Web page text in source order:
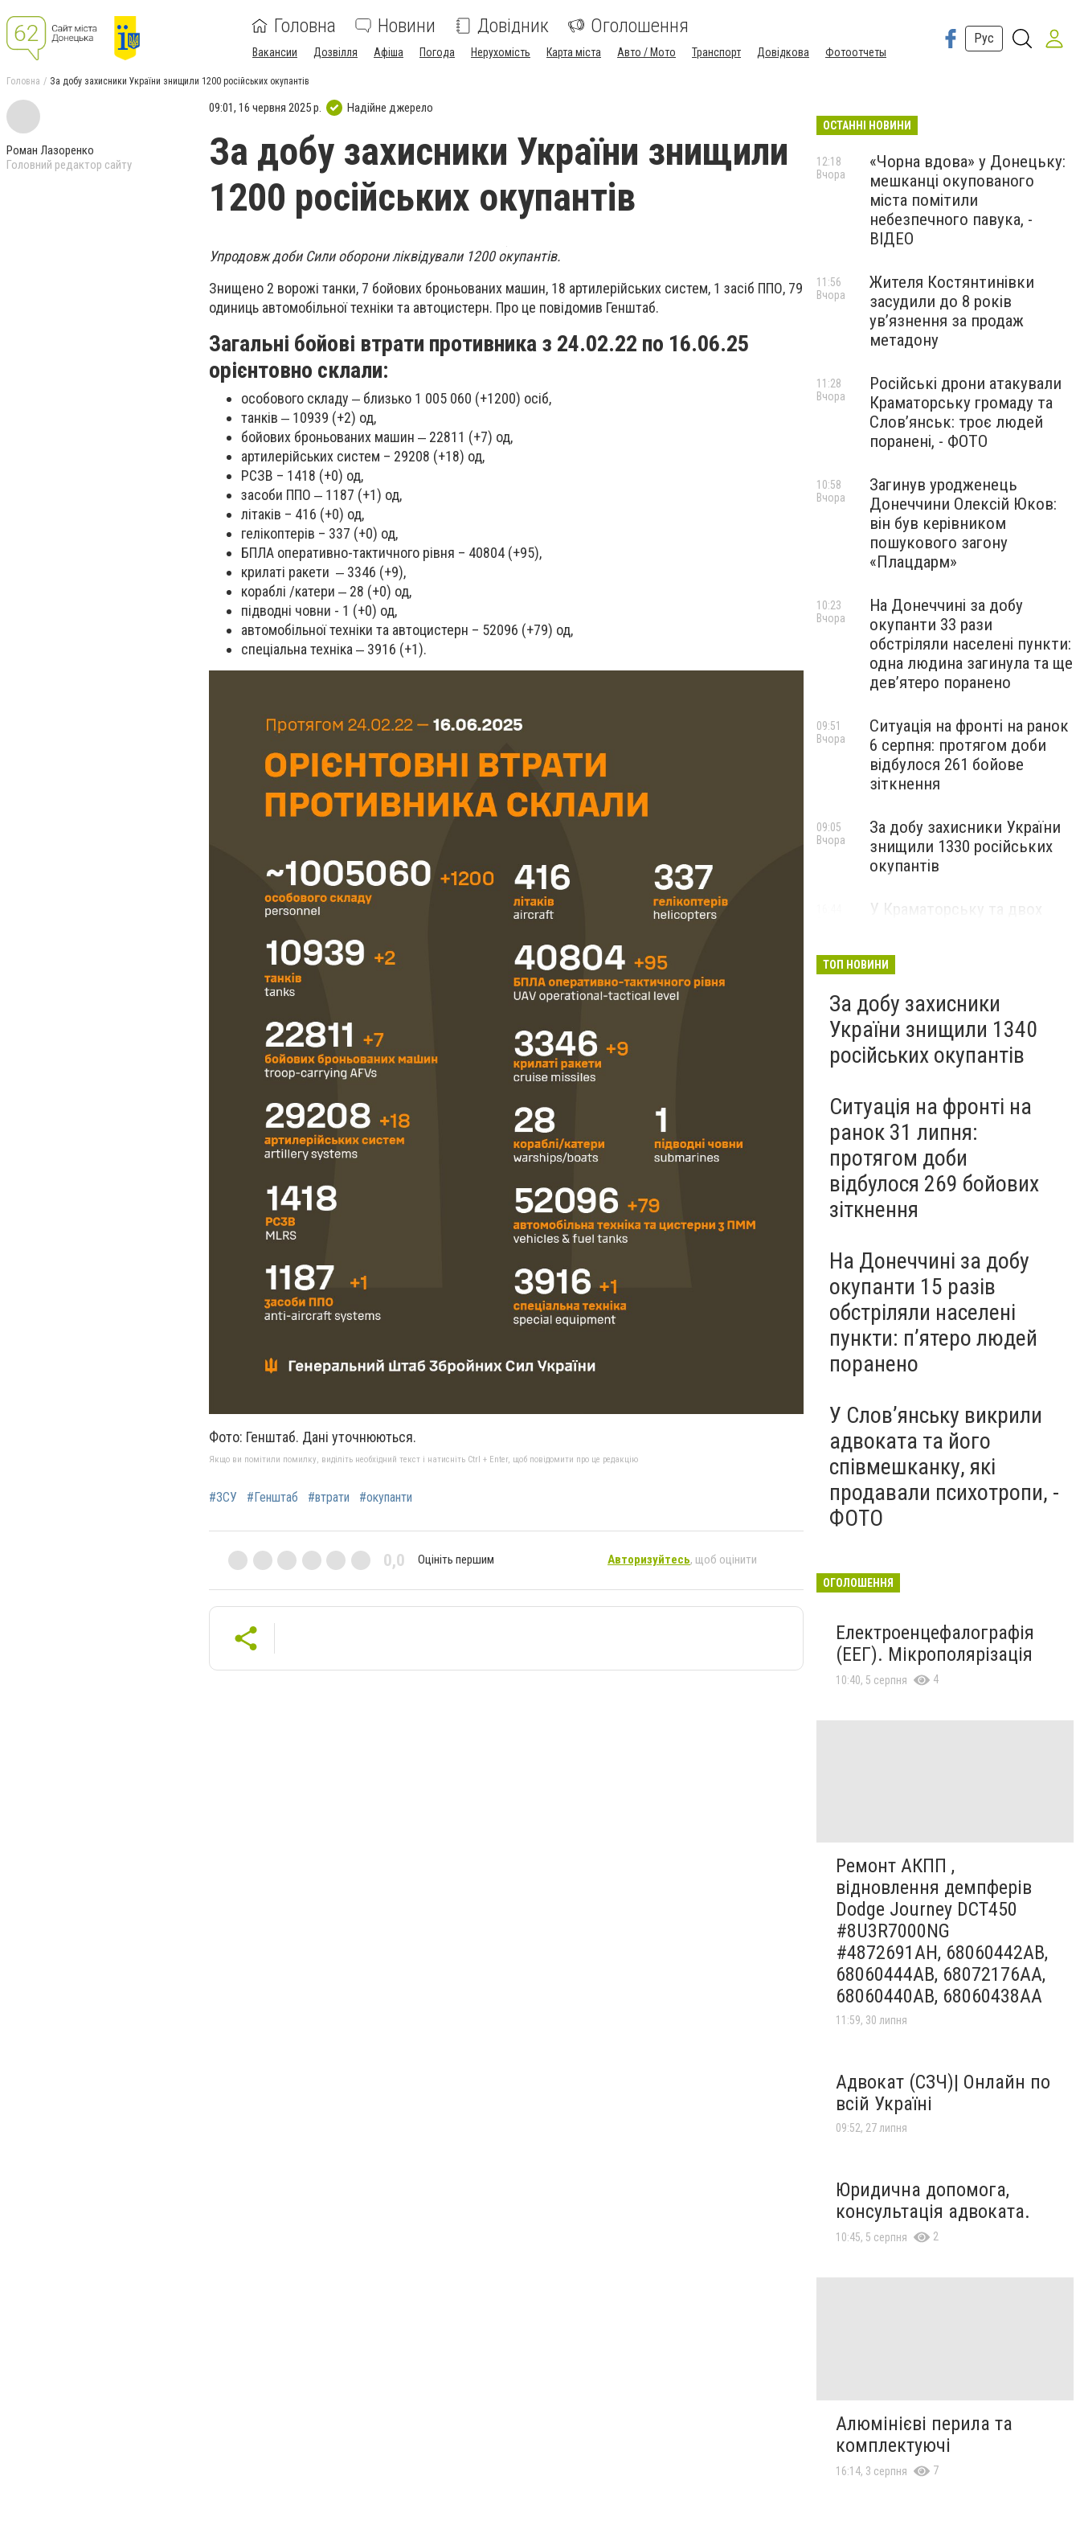
Головна Новини Довідник Оголошення
Вакансии Дозвілля Афіша Погода Нерухомість Карта міста Авто / Мото Транспорт Довідкова Фотоотчеты
Рус
Головна За добу захисники України знищили 1200 російських окупантів
Роман Лазоренко
Головний редактор сайту
09:01, 16 червня 2025 р. Надійне джерело
За добу захисники України знищили
1200 російських окупантів
Упродовж доби Сили оборони ліквідували 1200 окупантів.
Знищено 2 ворожі танки, 7 бойових броньованих машин, 18 артилерійських систем, 1 засіб ППО, 79
одиниць автомобільної техніки та автоцистерн. Про це повідомив Генштаб.
Загальні бойові втрати противника з 24.02.22 по 16.06.25
орієнтовно склали:
особового складу ‒ близько 1 005 060 (+1200) осіб,
танків ‒ 10939 (+2) од,
бойових броньованих машин ‒ 22811 (+7) од,
артилерійських систем – 29208 (+18) од,
РСЗВ – 1418 (+0) од,
засоби ППО ‒ 1187 (+1) од,
літаків – 416 (+0) од,
гелікоптерів – 337 (+0) од,
БПЛА оперативно-тактичного рівня – 40804 (+95),
крилаті ракети ‒ 3346 (+9),
кораблі /катери ‒ 28 (+0) од,
підводні човни - 1 (+0) од,
автомобільної техніки та автоцистерн – 52096 (+79) од,
спеціальна техніка ‒ 3916 (+1).
Фото: Генштаб. Дані уточнюються.
Якщо ви помітили помилку, виділіть необхідний текст і натисніть Ctrl + Enter, щоб повідомити про це редакцію
#ЗСУ #Генштаб #втрати #окупанти
0,0 Оцініть першим Авторизуйтесь, щоб оцінити
ОСТАННІ НОВИНИ
«Чорна вдова» у Донецьку:
мешканці окупованого
міста помітили
небезпечного павука, -
ВІДЕО
12:18
Вчора
Жителя Костянтинівки
засудили до 8 років
ув’язнення за продаж
метадону
11:56
Вчора
Російські дрони атакували
Краматорську громаду та
Слов’янськ: троє людей
поранені, - ФОТО
11:28
Вчора
Загинув уродженець
Донеччини Олексій Юков:
він був керівником
пошукового загону
«Плацдарм»
10:58
Вчора
На Донеччині за добу
окупанти 33 рази
обстріляли населені пункти:
одна людина загинула та ще
девʼятеро поранено
10:23
Вчора
Ситуація на фронті на ранок
6 серпня: протягом доби
відбулося 261 бойове
зіткнення
09:51
Вчора
За добу захисники України
знищили 1330 російських
окупантів
09:05
Вчора
У Краматорську та двох
евакуацію дітей із
ТОП НОВИНИ
За добу захисники
України знищили 1340
російських окупантів
Ситуація на фронті на
ранок 31 липня:
протягом доби
відбулося 269 бойових
зіткнення
На Донеччині за добу
окупанти 15 разів
обстріляли населені
пункти: пʼятеро людей
поранено
У Слов’янську викрили
адвоката та його
співмешканку, які
продавали психотропи, -
ФОТО
ОГОЛОШЕННЯ
Електроенцефалографія
(ЕЕГ). Мікрополярізація
10:40, 5 серпня 4
Ремонт АКПП ,
відновлення демпферів
Dodge Journey DCT450
#8U3R7000NG
#4872691AH, 68060442AB,
68060444AB, 68072176AA,
68060440AB, 68060438AA
11:59, 30 липня
Адвокат (СЗЧ)| Онлайн по
всій Україні
09:52, 27 липня
Юридична допомога,
консультація адвоката.
10:45, 5 серпня 2
Алюмінієві перила та
комплектуючі
16:14, 3 серпня 7